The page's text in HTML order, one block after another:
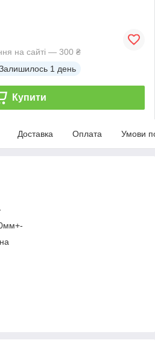
на сайті — 300 ₴
1 день
Купити
Доставка Оплата Умови